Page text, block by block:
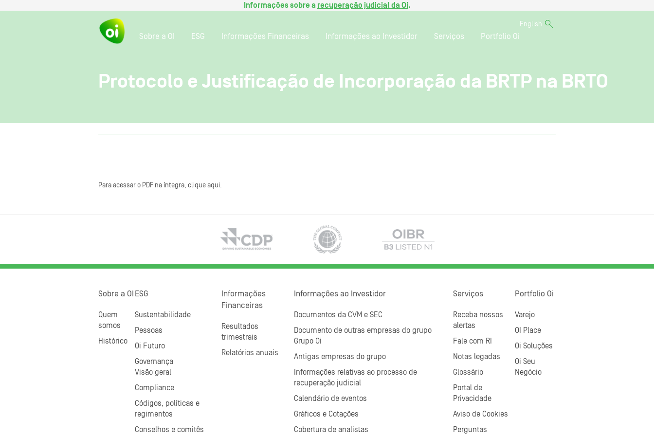
Informações sobre a recuperação judicial da Oi.
English
Sobre a OI ESG Informações Financeiras Informações ao Investidor Serviços Portfolio Oi
Protocolo e Justificação de Incorporação da BRTP na BRTO
Para acessar o PDF na íntegra, clique aqui.
Sobre a OI
Quem
somos
Histórico
ESG
Sustentabilidade
Pessoas
Oi Futuro
Governança
Visão geral
Compliance
Códigos, políticas e
regimentos
Conselhos e comitês
Informações
Financeiras
Resultados
trimestrais
Relatórios anuais
Informações ao Investidor
Documentos da CVM e SEC
Documento de outras empresas do grupo
Grupo Oi
Antigas empresas do grupo
Informações relativas ao processo de
recuperação judicial
Calendário de eventos
Gráficos e Cotações
Cobertura de analistas
Serviços
Receba nossos
alertas
Fale com RI
Notas legadas
Glossário
Portal de
Privacidade
Aviso de Cookies
Perguntas
Portfolio Oi
Varejo
OI Place
Oi Soluções
Oi Seu
Negócio